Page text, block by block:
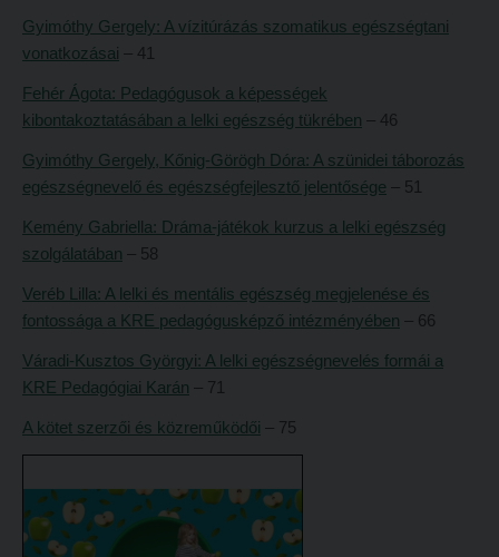
Kari kiadványok
Pótfelvételi 2026
PK Felvételi Tájékoztató kiadvány
Hallgatói véleményvideók
Intézményi pontok
Átvétel más felsőoktatási intézményből
Jelentkezési lapok, nyomtatványok
Szakirányú továbbképzések
HALLGATÓINKNAK
Kari kutatócsoportok
Tudományos diákköri tevékenység
Kari kutatási pályázatok
Kari kiadványok
FELVÉTELIZŐKNEK
Hallgatói véleményvideók
Intézményi pontok
A 2026. évi pótfelvételi eljárás alkalmassági vizsga tudnivalói
Hitéleti képzések jelentkezési lapja
Gyimóthy Gergely: A vízitúrázás szomatikus egészségtani
vonatkozásai – 41
Fehér Ágota: Pedagógusok a képességek
kibontakoztatásában a lelki egészség tükrében – 46
Gyimóthy Gergely, Kőnig-Görögh Dóra: A szünidei táborozás
egészségnevelő és egészségfejlesztő jelentősége – 51
Kemény Gabriella: Dráma-játékok kurzus a lelki egészség
szolgálatában – 58
Veréb Lilla: A lelki és mentális egészség megjelenése és
fontossága a KRE pedagógusképző intézményében – 66
Váradi-Kusztos Györgyi: A lelki egészségnevelés formái a
KRE Pedagógiai Karán – 71
A kötet szerzői és közreműködői – 75